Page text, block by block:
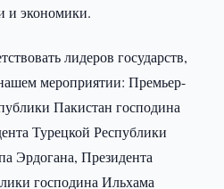
и экономики.
лидеров государств,
мероприятии: Премьер-
Пакистан господина
Турецкой Республики
Эрдогана, Президента
господина Ильхама